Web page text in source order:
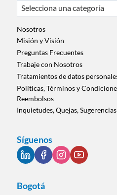
Selecciona
una
categoría
Nosotros
Misión y Visión
Preguntas Frecuentes
Trabaje con Nosotros
Tratamientos de datos
Políticas, Términos y
Reembolsos
Inquietudes, Quejas,
Síguenos
Bogotá